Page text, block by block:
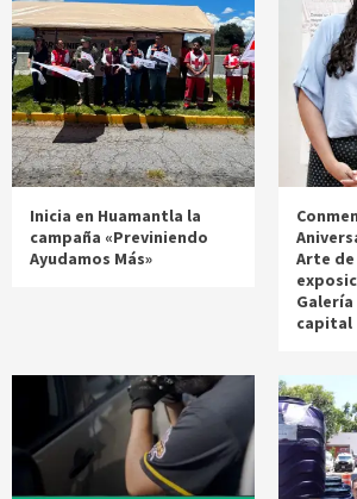
Inicia en Huamantla la
campaña «Previniendo
Ayudamos Más»
Arte de
capital